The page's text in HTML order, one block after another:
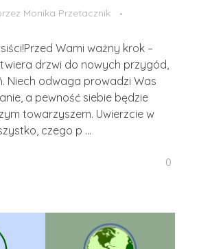
Monika Przetacznik
Wami ważny krok –
drzwi do nowych przygód,
Niech odwaga prowadzi Was
a pewność siebie będzie
towarzyszem. Uwierzcie w
czego p ...
0